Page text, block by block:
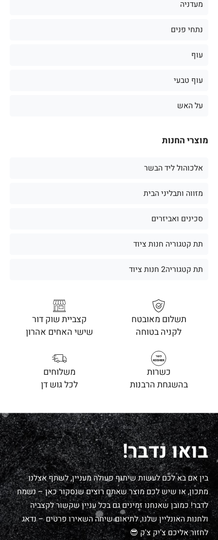
מעדניה
נתחי פנים
עוף
עוף טבעי
על האש
מוצרי החנות
אלכוהול ליד הבשר
מזווה ותבליני הבית
סכינים ואביזרים
תת קטגוריה חנות ציוד
תת קטגוריה2 חנות ציוד
תשלום מאובטח
לקניה בטוחה
קצביית שוק דור
שישי האחים אהרון
כשרות
בהשגחת הרבנות
משלוחים
לכל גוש דן
בואו נדבר!
בין אם בא לכם לעשות שיתוף פעולה מעניין, לשתף אצלנו
מתכון, או שיש לכם מוצר שאתם רוצים שנסקור כאן – נשמח
לדבר! כמובן שאנחנו זמינים גם בכל עניין שקשור לקצביה
ולחנות האונליין שלנו, לתיאום שיחה השאירו פרטים – נדאג
לחזור אליכם צ'יק צ'ק 😎